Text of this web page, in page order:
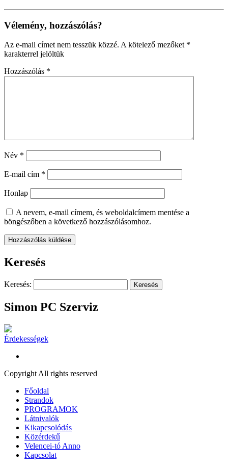
Vélemény, hozzászólás?
Az e-mail címet nem tesszük közzé. A kötelező mezőket *
karakterrel jelöltük
Hozzászólás *
Név *
E-mail cím *
Honlap
A nevem, e-mail címem, és weboldalcímem mentése a
böngészőben a következő hozzászólásomhoz.
Keresés
Keresés:
Simon PC Szerviz
Érdekességek
Copyright All rights reserved
Főoldal
Strandok
PROGRAMOK
Látnivalók
Kikapcsolódás
Közérdekű
Velencei-tó Anno
Kapcsolat